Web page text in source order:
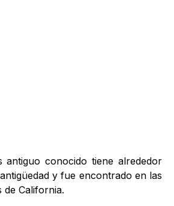
antiguo conocido tiene alrededor
y fue encontrado en las
de California.